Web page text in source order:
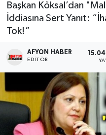
Başkan Köksal’dan
İddiasına Sert Yanıt:
Tok!”
AFYON HABER
EDITÖR
Ekonomi
Magazin
Etkinlikler